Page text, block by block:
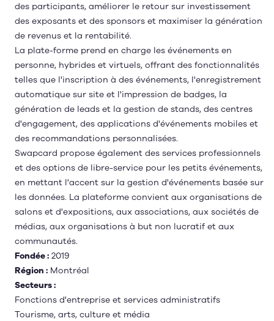
des participants, améliorer le retour sur investissement
des exposants et des sponsors et maximiser la génération
de revenus et la rentabilité.
La plate-forme prend en charge les événements en
personne, hybrides et virtuels, offrant des fonctionnalités
telles que l'inscription à des événements, l'enregistrement
automatique sur site et l'impression de badges, la
génération de leads et la gestion de stands, des centres
d'engagement, des applications d'événements mobiles et
des recommandations personnalisées.
Swapcard propose également des services professionnels
et des options de libre-service pour les petits événements,
en mettant l'accent sur la gestion d'événements basée sur
les données. La plateforme convient aux organisations de
salons et d'expositions, aux associations, aux sociétés de
médias, aux organisations à but non lucratif et aux
communautés.
Fondée : 2019
Région : Montréal
Secteurs :
Fonctions d'entreprise et services administratifs
Tourisme, arts, culture et média